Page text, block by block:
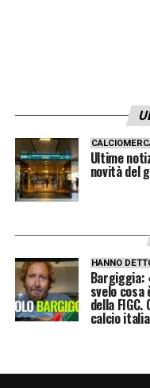
Ultime
novità del
HANNO
Bargiggia:
svelo
della
calcio